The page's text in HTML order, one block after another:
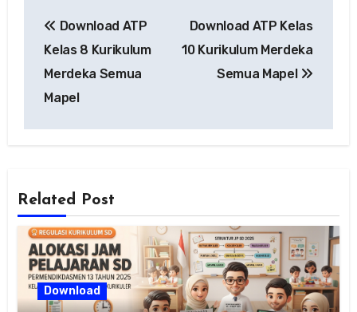
pos
Download ATP
Kelas 8 Kurikulum
Merdeka Semua
Mapel
Download ATP Kelas
10 Kurikulum Merdeka
Semua Mapel
Related Post
Download